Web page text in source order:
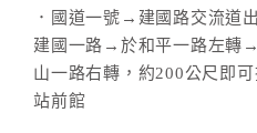
．國道一號→建國路交流道
建國一路→於和平一路左轉
山一路右轉，約200公尺即
站前館